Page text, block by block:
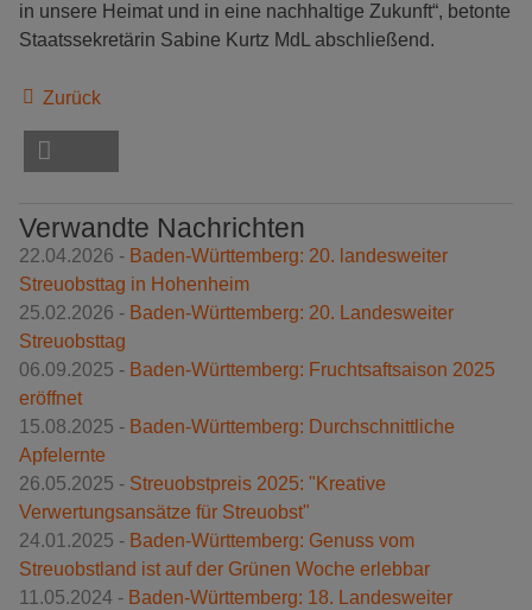
in unsere Heimat und in eine nachhaltige Zukunft“, betonte
Staatssekretärin Sabine Kurtz MdL abschließend.
Zurück
Verwandte Nachrichten
22.04.2026 - Baden-Württemberg: 20. landesweiter
Streuobsttag in Hohenheim
25.02.2026 - Baden-Württemberg: 20. Landesweiter
Streuobsttag
06.09.2025 - Baden-Württemberg: Fruchtsaftsaison 2025
eröffnet
15.08.2025 - Baden-Württemberg: Durchschnittliche
Apfelernte
26.05.2025 - Streuobstpreis 2025: "Kreative
Verwertungsansätze für Streuobst"
24.01.2025 - Baden-Württemberg: Genuss vom
Streuobstland ist auf der Grünen Woche erlebbar
11.05.2024 - Baden-Württemberg: 18. Landesweiter